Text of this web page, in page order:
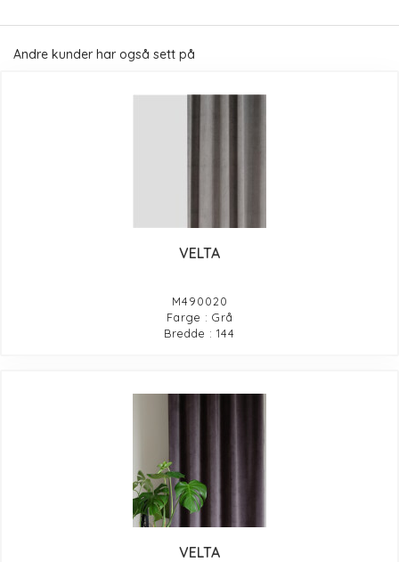
Andre kunder har også sett på
VELTA
M490020
Farge : Grå
Bredde : 144
VELTA